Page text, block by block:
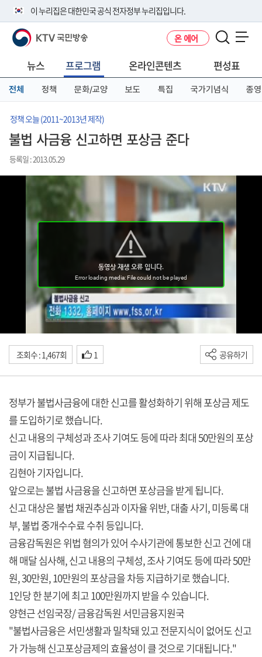
이 누리집은 대한민국 공식 전자정부 누리집입니다.
공식 누리집 주소 확인하기
니다.
이밖에 or.kr 또는 .kr등 다른 도메인 주소를 사용하고 있다면 아래 URL에
서 도메인 주소를 확인해 보세요
KTV 국민방송 온 에어
뉴스 프로그램 온라인콘텐츠 편성표
전체 정책 문화/교양 보도 특집 국가기념식 종영
정책 오늘 (2011~2013년 제작)
불법 사금융 신고하면 포상금 준다
등록일 : 2013.05.29
조회수 : 1,467회 1 공유하기
정부가 불법사금융에 대한 신고를 활성화하기 위해 포상금 제도
를 도입하기로 했습니다.
신고 내용의 구체성과 조사 기여도 등에 따라 최대 50만원의 포상
금이 지급됩니다.
김현아 기자입니다.
앞으로는 불법 사금융을 신고하면 포상금을 받게 됩니다.
신고 대상은 불법 채권추심과 이자율 위반, 대출 사기, 미등록 대
부, 불법 중개수수료 수취 등입니다.
금융감독원은 위법 혐의가 있어 수사기관에 통보한 신고 건에 대
해 매달 심사해, 신고 내용의 구체성, 조사 기여도 등에 따라 50만
원, 30만원, 10만원의 포상금을 차등 지급하기로 했습니다.
1인당 한 분기에 최고 100만원까지 받을 수 있습니다.
양현근 선임국장/ 금융감독원 서민금융지원국
"불법사금융은 서민생활과 밀착돼 있고 전문지식이 없어도 신고
가 가능해 신고포상금제의 효율성이 클 것으로 기대됩니다."